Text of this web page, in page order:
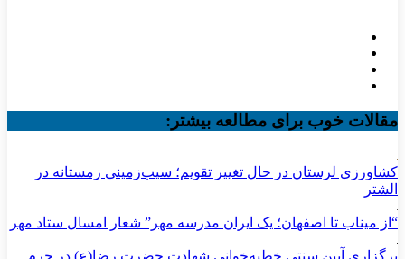
مقالات خوب برای مطالعه بیشتر:
کشاورزی لرستان در حال تغییر تقویم؛ سیب‌زمینی زمستانه در
الشتر
“از میناب تا اصفهان؛ یک ایران مدرسه مهر” شعار امسال ستاد مهر